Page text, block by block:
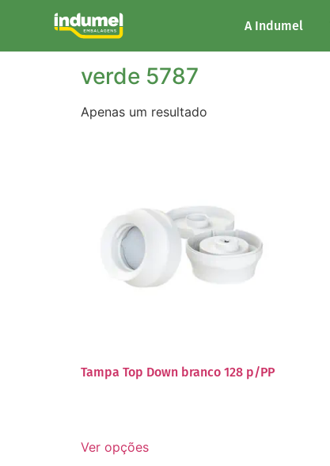
A Indumel
/ Cor do produto / verde 5787
verde 5787
Apenas um resultado
Tampa Top Down branco 128 p/PP
Ver opções